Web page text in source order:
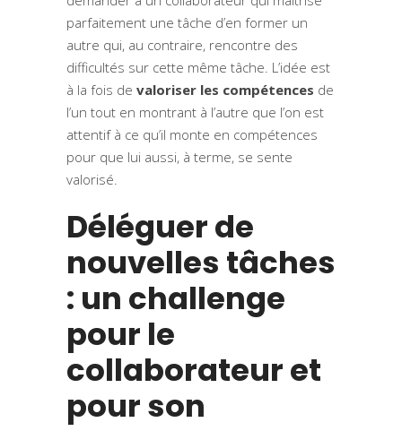
parfaitement une tâche d’en former un
autre qui, au contraire, rencontre des
difficultés sur cette même tâche. L’idée est
à la fois de valoriser les compétences de
l’un tout en montrant à l’autre que l’on est
attentif à ce qu’il monte en compétences
pour que lui aussi, à terme, se sente
valorisé.
Déléguer de
nouvelles tâches
: un challenge
pour le
collaborateur et
pour son